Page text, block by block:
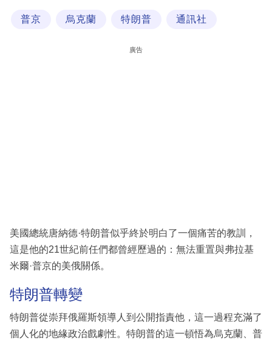
區
普京 烏克蘭 特朗普 通訊社
廣告
美國總統唐納德·特朗普似乎終於明白了一個痛苦的教訓，
這是他的21世紀前任們都曾經歷過的：無法重置與弗拉基
米爾·普京的美俄關係。
特朗普轉變
特朗普從崇拜俄羅斯領導人到公開指責他，這一過程充滿了
個人化的地緣政治戲劇性。特朗普的這一頓悟為烏克蘭、普